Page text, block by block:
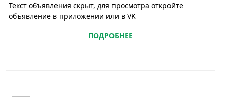
Текст объявления скрыт, для просмотра откройте
объявление в приложении или в VK
ПОДРОБНЕЕ